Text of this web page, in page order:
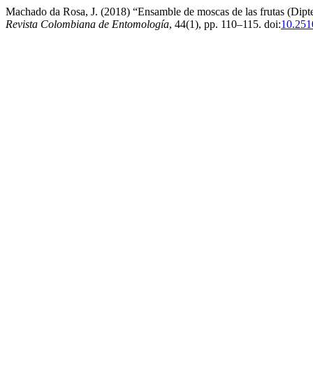
Machado da Rosa, J. (2018) “Ensamble de moscas de las frutas
Revista Colombiana de Entomología, 44(1), pp. 110–115. doi: